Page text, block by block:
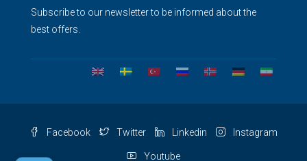
Subscribe to our newsletter to be informed about the
best offers.
Facebook Twitter Linkedin Instagram
Youtube